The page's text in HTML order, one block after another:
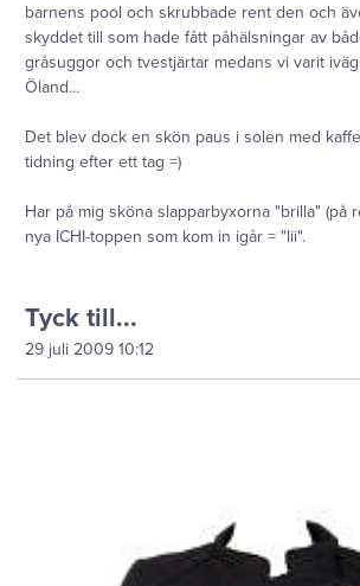
barnens pool och skrubbade rent den och
skyddet till som hade fått påhälsningar av
gråsuggor och tvestjärtar medans vi varit
Öland...
Det blev dock en skön paus i solen med
tidning efter ett tag =)
Har på mig sköna slapparbyxorna "brilla" (på
nya ICHI-toppen som kom in igår = "lii".
Tyck till...
29 juli 2009 10:12